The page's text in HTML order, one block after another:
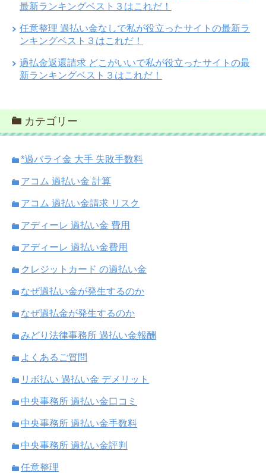
最新ランキングベスト３はこれだ！
任意整理 過払い金なしで私が役立ったサイトの最新ラ
ンキングベスト３はこれだ！
過払金返還請求 どこがいいで私が役立ったサイトの最
新ランキングベスト３はこれだ！
カテゴリー
*過バライ金 大手 失敗手数料
アコム 過払い金 計算
アコム 過払い金請求 リスク
アディーレ 過払い金 費用
アディーレ 過払い金費用
クレジットカード の過払い金
なぜ過払い金が発生するのか
なぜ過払金が発生するのか
みどり法律事務所 過払い金報酬
よくあるご質問
リボ払い 過払い金 デメリット
中央事務所 過払い金口コミ
中央事務所 過払い金手数料
中央事務所 過払い金評判
任意整理